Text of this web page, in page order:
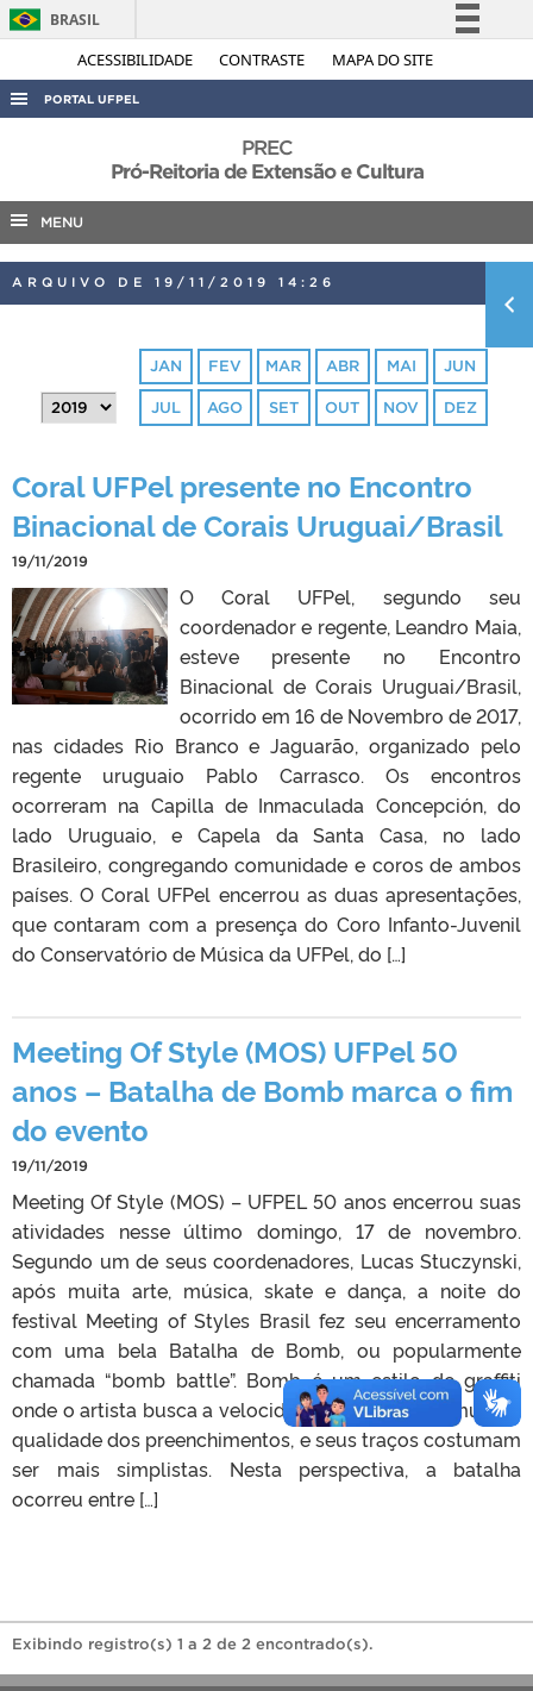
ACESSIBILIDADE CONTRASTE MAPA DO SITE
BRASIL
Simplifique!
Acesso à informação
Legislação
PORTAL UFPEL
AUDITORIA
COBALTO
CONCURSOS
PORTARIAS
PREC
Pró-Reitoria de Extensão e Cultura
MENU
ARQUIVO DE 19/11/2019 14:26
JAN FEV MAR ABR MAI JUN
JUL AGO SET OUT NOV DEZ
Coral UFPel presente no Encontro
Binacional de Corais Uruguai/Brasil
19/11/2019
O Coral UFPel, segundo seu
coordenador e regente, Leandro Maia,
esteve presente no Encontro
Binacional de Corais Uruguai/Brasil,
ocorrido em 16 de Novembro de 2017,
nas cidades Rio Branco e Jaguarão, organizado pelo
regente uruguaio Pablo Carrasco. Os encontros
ocorreram na Capilla de Inmaculada Concepción, do
lado Uruguaio, e Capela da Santa Casa, no lado
Brasileiro, congregando comunidade e coros de ambos
países. O Coral UFPel encerrou as duas apresentações,
que contaram com a presença do Coro Infanto-Juvenil
do Conservatório de Música da UFPel, do […]
Meeting Of Style (MOS) UFPel 50
anos – Batalha de Bomb marca o fim
do evento
19/11/2019
Meeting Of Style (MOS) – UFPEL 50 anos encerrou suas
atividades nesse último domingo, 17 de novembro.
Segundo um de seus coordenadores, Lucas Stuczynski,
após muita arte, música, skate e dança, a noite do
festival Meeting of Styles Brasil fez seu encerramento
com uma bela Batalha de Bomb, ou popularmente
chamada “bomb battle”. Bomb é um estilo de graffiti
onde o artista busca a velocidade sem importar muito a
qualidade dos preenchimentos, e seus traços costumam
ser mais simplistas. Nesta perspectiva, a batalha
ocorreu entre […]
Exibindo registro(s) 1 a 2 de 2 encontrado(s).